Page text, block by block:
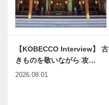
ンパレス神戸
「マンダリン
コート」｜ホ
ンチ
神戸ベイシェ
【KOBECCO Interview】 古
きものを敬いながら 攻…
2026.08.01